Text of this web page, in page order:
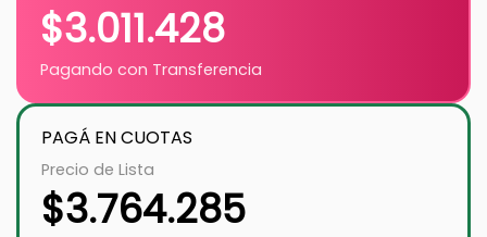
$3.011.428
Pagando con Transferencia
PAGÁ EN CUOTAS
Precio de Lista
$3.764.285